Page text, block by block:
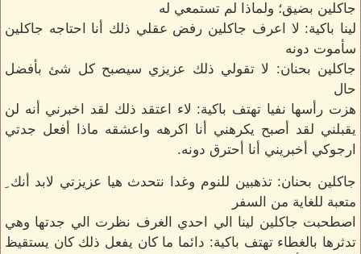
جاكلين بضيق؛ ولماذا لم تستمعي له
لينا باكية: لا اعرف جاكلين رفض عقلي ذلك أنا احتاجه جاكلين
سأموت دونه
جاكلين بحنان: لا تقولي ذلك عزيزي سيصبح كل شئ بأفضل
حال
هزت رأسها نفيا تهتف باكية: لاء اعتقد ذلك لقد اخبرني أنه لن
يقبلني لقد أصبح يكرهني أنا اكرهه واعشقه ماذا أفعل جدتي
ارجوكي أخبريني أنا أحترق دونه.
جاكلين بحنان: تذهبين للنوم وغدا نتحدث هيا عزيزتي لابد أنك ِ
متعبة للغاية من السفر
اصطحبت جاكلين لينا الي احدي الغرف نظرت الي جدتها وهي
تدثرها بالغطاء تهتف باكية: دائما ما كان يفعل ذلك كان يستقيظ